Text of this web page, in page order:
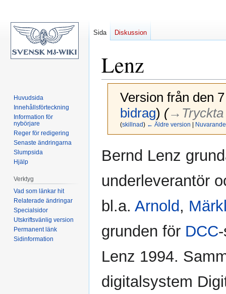
Lenz
Version från den
bidrag) (→‎Tryckta
(skillnad) ← Äldre version
till
till
Bernd Lenz
underleverantör
bl.a. Arnold,
grunden för DCC
Lenz 1994.
digitalsystem
Sida Diskussion
Huvudsida
Innehållsförteckning
Information för
nybörjare
Reger för redigering
Senaste ändringarna
Slumpsida
Hjälp
Verktyg
Vad som länkar hit
Relaterade ändringar
Specialsidor
Utskriftsvänlig version
Permanent länk
Sidinformation